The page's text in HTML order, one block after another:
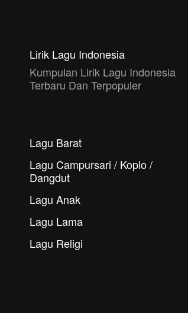
Lirik Lagu Indonesia
Kumpulan Lirik Lagu Indonesia
Terbaru Dan Terpopuler
Lagu Barat
Lagu Campursari / Koplo /
Dangdut
Lagu Anak
Lagu Lama
Lagu Religi